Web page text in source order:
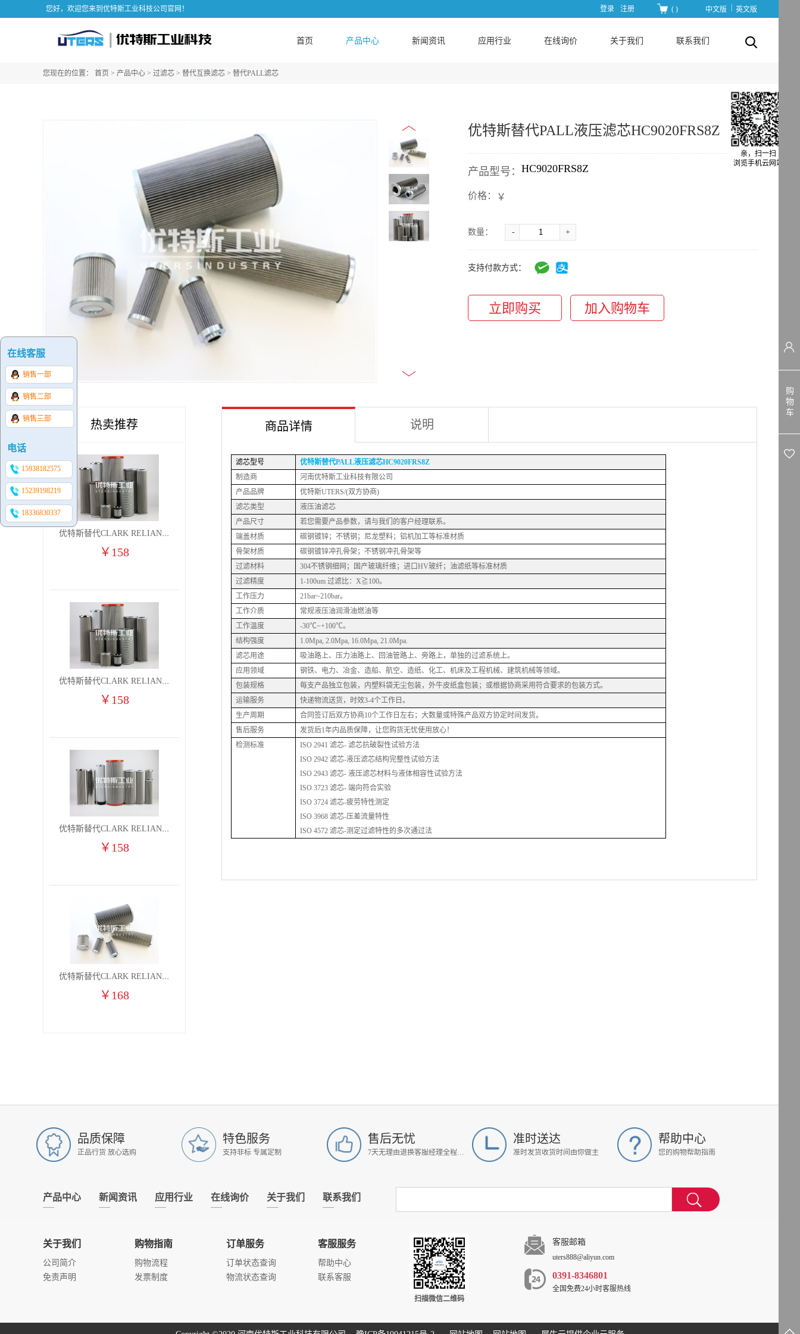
您好，欢迎您来到优特斯工业科技公司官网！ 中文版 英文版
登录 注册 ( )
首页 产品中心 新闻资讯 应用行业 在线询价 关于我们 联系我们
您现在的位置： 首页 > 产品中心 > 过滤芯 > 替代互换滤芯 > 替代PALL滤芯
优特斯替代PALL液压滤芯HC9020FRS8Z
产品型号： HC9020FRS8Z
价格： ￥
数量： - +
支持付款方式：
商品详情 说明
滤芯型号 优特斯替代PALL液压滤芯HC9020FRS8Z
制造商
河南优特斯工业科技有限公司
产品品牌
优特斯UTERS/(双方协商)
滤芯类型
液压油滤芯
产品尺寸
若您需要产品参数，请与我们的客户经理联系。
端盖材质
碳钢镀锌；不锈钢；尼龙塑料；铝机加工等标准材质
骨架材质
碳钢镀锌冲孔骨架；不锈钢冲孔骨架等
过滤材料
304不锈钢细网；国产玻璃纤维；进口HV玻纤；油滤纸等标准材质
过滤精度
1-100um 过滤比：X≧100。
工作压力
21bar~210bar。
工作介质
常规液压油润滑油燃油等
工作温度
-30℃~+100℃。
结构强度
1.0Mpa, 2.0Mpa, 16.0Mpa, 21.0Mpa.
滤芯用途
吸油路上、压力油路上、回油管路上、旁路上，单独的过滤系统上。
应用领域
钢铁、电力、冶金、造船、航空、造纸、化工、机床及工程机械、建筑机械等领域。
包装规格
每支产品独立包装，内塑料袋无尘包装，外牛皮纸盒包装；或根据协商采用符合要求的包装方式。
运输服务
快递物流送货，时效3-4个工作日。
生产周期
合同签订后双方协商10个工作日左右；大数量或特殊产品双方协定时间发货。
售后服务
发货后1年内品质保障，让您购货无忧使用放心！
检测标准
ISO 2941 滤芯- 滤芯抗破裂性试验方法
ISO 2942 滤芯-液压滤芯结构完整性试验方法
ISO 2943 滤芯- 液压滤芯材料与液体相容性试验方法
ISO 3723 滤芯- 端向符合实验
ISO 3724 滤芯-疲劳特性测定
ISO 3968 滤芯-压差流量特性
ISO 4572 滤芯-测定过滤特性的多次通过法
热卖推荐
优特斯替代CLARK RELIANCE燃气凝聚过滤器滤芯2710H9V 2710H9VO
￥ 158
优特斯替代CLARK RELIANCE燃气凝聚过滤器滤芯2710H9V 2710H9VO(1)
￥ 158
优特斯替代CLARK RELIANCE燃气凝聚过滤器滤芯2710H7V 2710H7VO
￥ 158
优特斯替代CLARK RELIANCE燃气凝聚过滤器滤芯2710H6V 2710H6VO
￥ 168
购
物
车
在线客服
销售一部
销售二部
销售三部
电话
15938182575
15239198219
18336830337
品质保障
正品行货 放心选购
特色服务
支持非标 专属定制
售后无忧
7天无理由退换客服经理全程跟进
准时送达
准时发货收货时间由你做主
帮助中心
您的购物帮助指南
产品中心 新闻资讯 应用行业 在线询价 关于我们 联系我们
关于我们
公司简介
免责声明
购物指南
购物流程
发票制度
订单服务
订单状态查询
物流状态查询
客服服务
帮助中心
联系客服
扫描微信二维码
客服邮箱
uters888@aliyun.com
0391-8346801
全国免费24小时客服热线
亲，扫一扫
浏览手机云网站